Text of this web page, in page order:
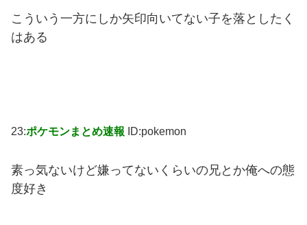
こういう一方にしか矢印向いてない子を落としたく
はある
23:ポケモンまとめ速報 ID:pokemon
素っ気ないけど嫌ってないくらいの兄とか俺への態
度好き